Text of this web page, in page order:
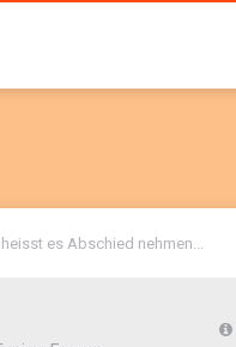
heisst es Abschied nehmen...